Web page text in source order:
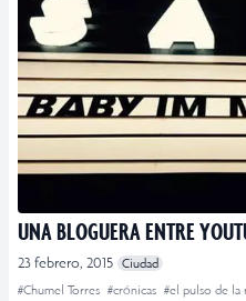
UNA BLOGUERA ENTRE
23 febrero, 2015 Ciudad
#Chumel Torres #crónicas #el pulso de la